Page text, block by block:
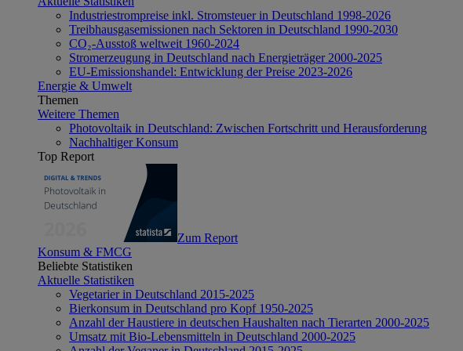
Industriestrompreise inkl. Stromsteuer in Deutschland 1998-2026
Treibhausgasemissionen nach Sektoren in Deutschland 1990-2030
CO₂-Ausstoß weltweit 1960-2024
Stromerzeugung in Deutschland nach Energieträger 2000-2025
EU-Emissionshandel: Entwicklung der Preise 2023-2026
Energie & Umwelt
Themen
Weitere Themen
Photovoltaik in Deutschland: Zwischen Fortschritt und Herausforderung
Nachhaltiger Konsum
Top Report
Zum Report
Konsum & FMCG
Beliebte Statistiken
Aktuelle Statistiken
Vegetarier in Deutschland 2015-2025
Bierkonsum in Deutschland pro Kopf 1950-2025
Anzahl der Haustiere in deutschen Haushalten nach Tierarten 2000-2025
Umsatz mit Bio-Lebensmitteln in Deutschland 2000-2025